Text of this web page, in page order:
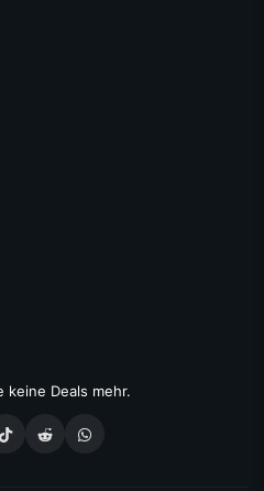
keine Deals mehr.